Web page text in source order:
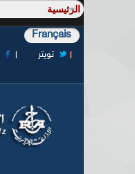
Français
تويتر